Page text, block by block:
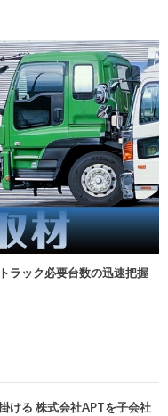
ラック必要台数の迅速把握
ける 株式会社APTを子会社